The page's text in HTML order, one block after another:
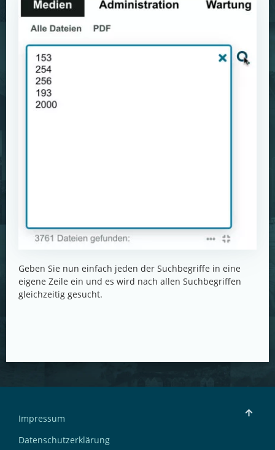
Geben Sie nun einfach jeden der Suchbegriffe in eine
eigene Zeile ein und es wird nach allen Suchbegriffen
gleichzeitig gesucht.
Impressum
Datenschutzerklärung